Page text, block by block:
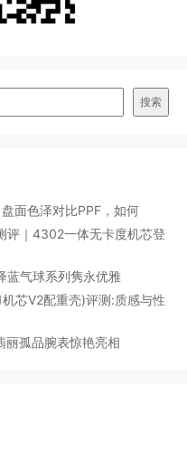
搜索
面色泽对比PPF，如何
评｜4302一体无卡度机芯登
蓝气球系列隽永优雅
芯V2配重壳)评测:质感与性
丽孤品腕表惊艳亮相